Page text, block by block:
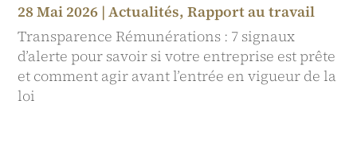
28 Mai 2026 |Actualités,Rapport au travail
Transparence Rémunérations : 7 signaux
d’alerte pour savoir si votre entreprise est prête
et comment agir avant l’entrée en vigueur de la
loi